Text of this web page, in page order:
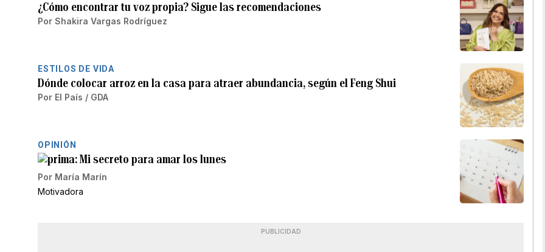
¿Cómo encontrar tu voz propia? Sigue las recomendaciones
Por Shakira Vargas Rodríguez
ESTILOS DE VIDA
Dónde colocar arroz en la casa para atraer abundancia, según el Feng Shui
Por El País / GDA
OPINIÓN
Mi secreto para amar los lunes
Por María Marín
Motivadora
PUBLICIDAD